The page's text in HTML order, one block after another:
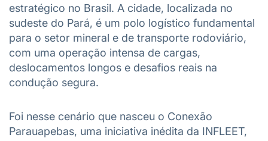
estratégico no Brasil. A cidade, localizada no
sudeste do Pará, é um polo logístico fundamental
para o setor mineral e de transporte rodoviário,
com uma operação intensa de cargas,
deslocamentos longos e desafios reais na
condução segura.
Foi nesse cenário que nasceu o Conexão
Parauapebas, uma iniciativa inédita da INFLEET,